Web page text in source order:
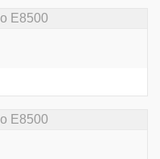
E8500
E8500